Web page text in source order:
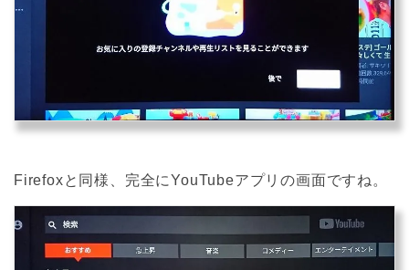
Firefoxと同様、完全にYouTubeアプリの画面ですね。